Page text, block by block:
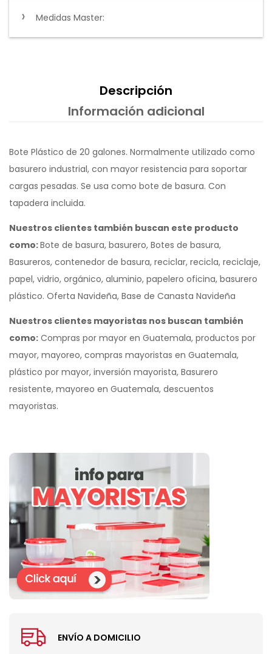
Medidas Master:
Descripción
Información adicional
Bote Plástico de 20 galones. Normalmente utilizado como
basurero industrial, con mayor resistencia para soportar
cargas pesadas. Se usa como bote de basura. Con
tapadera incluida.
Nuestros clientes también buscan este producto
como:Bote de basura, basurero, Botes de basura,
Basureros, contenedor de basura, reciclar, recicla, reciclaje,
papel, vidrio, orgánico, aluminio, papelero oficina, basurero
plástico. Oferta Navideña, Base de Canasta Navideña
Nuestros clientes mayoristas nos buscan también
como: Compras por mayor en Guatemala, productos por
mayor, mayoreo, compras mayoristas en Guatemala,
plástico por mayor, inversión mayorista, Basurero
resistente, mayoreo en Guatemala, descuentos
mayoristas.
ENVÍO A DOMICILIO